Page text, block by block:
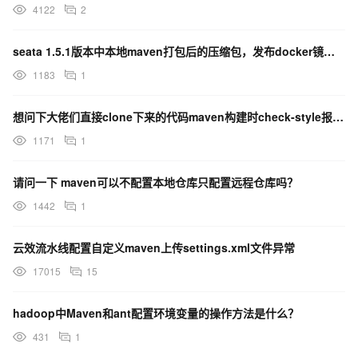
<maxIdleTime>60000</
					        <port>8443</port>
        					<keyPassword>changeit</keyPassword>
                </configuration>
				    <dependency>
				      <version>${maven.jetty.plugin.version}</version>
				  </dependencies>
        </plugins>
    </build>
<scanIntervalSeconds>30</scanIntervalSeconds>
<reload>automatic</reload>
4122 2
seata 1.5.1版本中本地maven打包后的压缩包，发布docker镜像需要哪些配置呢？
1183 1
想问下大佬们直接clone下来的代码maven构建时check-style报错，是因为没有正确配置好
1171 1
请问一下 maven可以不配置本地仓库只配置远程仓库吗？
1442 1
云效流水线配置自定义maven上传settings.xml文件异常
17015 15
hadoop中Maven和ant配置环境变量的操作方法是什么？
431 1